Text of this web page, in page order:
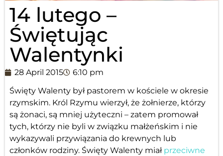
14 lutego –
Świętując
Walentynki
28 April 2015
6:10 pm
Święty Walenty był pastorem w kościele w okresie
rzymskim. Król Rzymu wierzył, że żołnierze, którzy
są żonaci, są mniej użyteczni – zatem promował
tych, którzy nie byli w związku małżeńskim i nie
wykazywali przywiązania do krewnych lub
członków rodziny. Święty Walenty miał przeciwne